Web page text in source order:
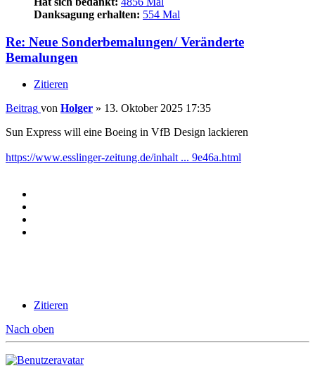
Danksagung erhalten: 554 Mal
Re: Neue Sonderbemalungen/ Veränderte
Bemalungen
Zitieren
Beitrag von Holger » 13. Oktober 2025 17:35
Sun Express will eine Boeing in VfB Design lackieren
https://www.esslinger-zeitung.de/inhalt ... 9e46a.html
Zitieren
Nach oben